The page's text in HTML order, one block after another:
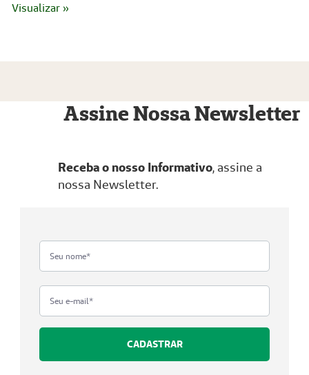
Visualizar »
Assine Nossa Newsletter
Receba o nosso Informativo, assine a
nossa Newsletter.
CADASTRAR